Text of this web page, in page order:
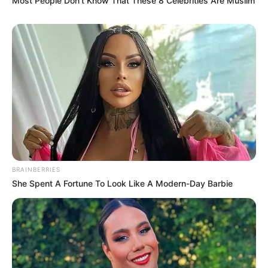
Dwindrawati
Anak: Marciano Nicholas Reynard, Marcello Renara Djatmiko
Suami
Anton Wahyu Jatmiko
Ia menikah dengan Anton Wahyu Jatmiko pada 5 April 1997.
Sebelumnya, mereka sudah berpacaran selama 7 tahun dan kini
memiliki dua anak. Dimana anak pertama Marciano Nicholas
Reynard lahir 1999 sedangkan Marcello Renara Djatmiko lahir
pada 2006.
Kekayaan
Tidak diketahui pasti berapa total kekayaan Diah Permatasari,
kekayaannya berasal dari kariernya sebagai aktris, model.
BRAINBERRIES
She Spent A Fortune To Look Like A Modern-Day Barbie